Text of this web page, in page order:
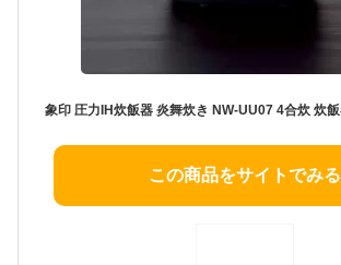
この商品をサイトでみる